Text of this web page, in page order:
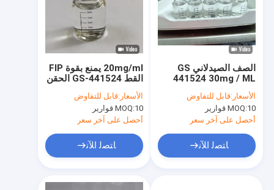
20mg/ml يمنع بقوة FIP
القط GS-441524 الحقن
الأسعار:قابل للتفاوض
MOQ:10 قوارير
أحصل على آخر سعر
ﺎﺘﺼﻟ ﺍﻶﻧ
الصف الصيدلاني GS
441524 30mg / ML
Treatment GS-441
Injection
الأسعار:قابل للتفاوض
MOQ:10 قوارير
أحصل على آخر سعر
ﺎﺘﺼﻟ ﺍﻶﻧ